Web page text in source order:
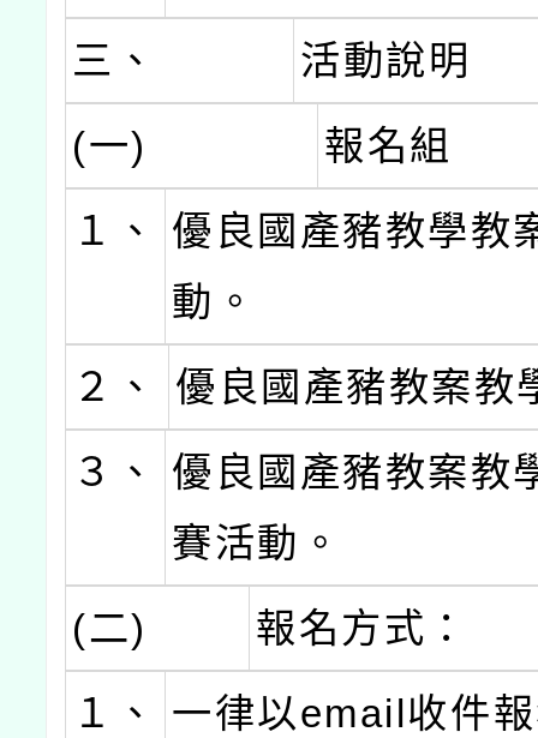
三、
活動說明
(一)
報名組
１、
優良國產豬教學教
動。
２、
優良國產豬教案教
３、
優良國產豬教案教
賽活動。
(二)
報名方式：
１、
一律以email收件